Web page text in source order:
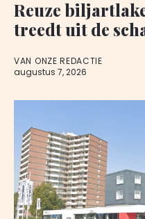
Reuze
treedt uit de
VAN ONZE REDACTIE
augustus 7, 2026